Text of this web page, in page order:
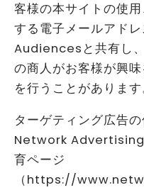
客様の本サイトの使
する電子メールアド
Audiencesと共有し
の商人がお客様が興
を行うことがあります
ターゲティング広告
Network
育ページ
（https://